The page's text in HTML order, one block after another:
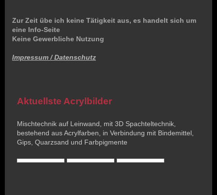
Zur Zeit übe ich keine Tätigkeit aus, es handelt sich um
eine Info-Seite
Keine Gewerbliche Nutzung
Impressum / Datenschutz
Aktuellste Acrylbilder
Mischtechnik auf Leinwand, mit 3D Spachteltechnik,
bestehend aus Acrylfarben, in Verbindung mit Bindemittel,
Gips, Quarzsand und Farbpigmente